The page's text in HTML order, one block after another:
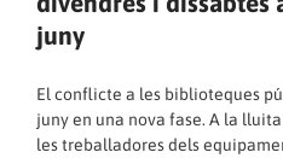
juny
El conflicte a les biblioteques
juny en una nova fase. A la
les treballadores dels